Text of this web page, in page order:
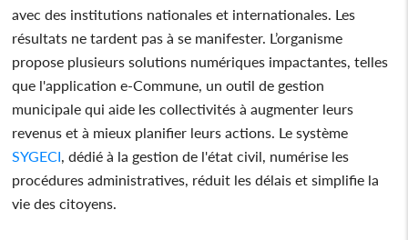
avec des institutions nationales et internationales. Les
résultats ne tardent pas à se manifester. L’organisme
propose plusieurs solutions numériques impactantes, telles
que l'application e-Commune, un outil de gestion
municipale qui aide les collectivités à augmenter leurs
revenus et à mieux planifier leurs actions. Le système
SYGECI, dédié à la gestion de l'état civil, numérise les
procédures administratives, réduit les délais et simplifie la
vie des citoyens.